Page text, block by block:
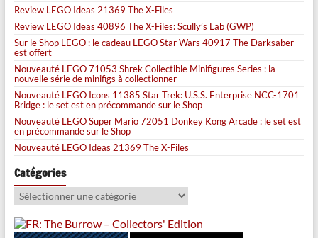
Review LEGO Ideas 21369 The X-Files
Review LEGO Ideas 40896 The X-Files: Scully’s Lab (GWP)
Sur le Shop LEGO : le cadeau LEGO Star Wars 40917 The Darksaber
est offert
Nouveauté LEGO 71053 Shrek Collectible Minifigures Series : la
nouvelle série de minifigs à collectionner
Nouveauté LEGO Icons 11385 Star Trek: U.S.S. Enterprise NCC-1701
Bridge : le set est en précommande sur le Shop
Nouveauté LEGO Super Mario 72051 Donkey Kong Arcade : le set est
en précommande sur le Shop
Nouveauté LEGO Ideas 21369 The X-Files
Catégories
Catégories